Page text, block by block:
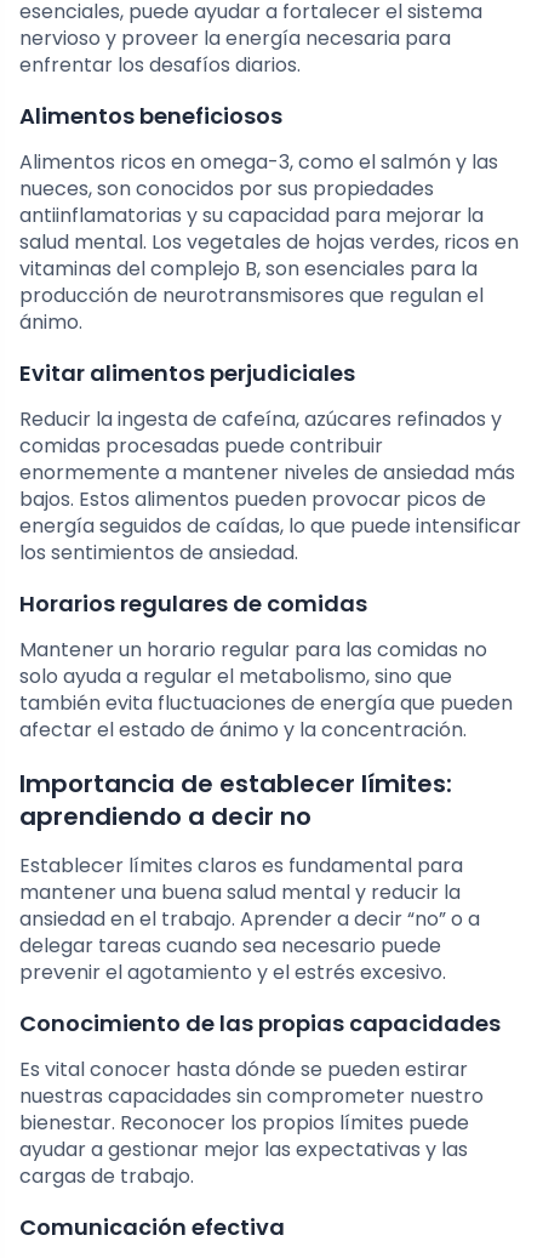
esenciales, puede ayudar a fortalecer el sistema
nervioso y proveer la energía necesaria para
enfrentar los desafíos diarios.
Alimentos beneficiosos
Alimentos ricos en omega-3, como el salmón y las
nueces, son conocidos por sus propiedades
antiinflamatorias y su capacidad para mejorar la
salud mental. Los vegetales de hojas verdes, ricos en
vitaminas del complejo B, son esenciales para la
producción de neurotransmisores que regulan el
ánimo.
Evitar alimentos perjudiciales
Reducir la ingesta de cafeína, azúcares refinados y
comidas procesadas puede contribuir
enormemente a mantener niveles de ansiedad más
bajos. Estos alimentos pueden provocar picos de
energía seguidos de caídas, lo que puede intensificar
los sentimientos de ansiedad.
Horarios regulares de comidas
Mantener un horario regular para las comidas no
solo ayuda a regular el metabolismo, sino que
también evita fluctuaciones de energía que pueden
afectar el estado de ánimo y la concentración.
Importancia de establecer límites:
aprendiendo a decir no
Establecer límites claros es fundamental para
mantener una buena salud mental y reducir la
ansiedad en el trabajo. Aprender a decir “no” o a
delegar tareas cuando sea necesario puede
prevenir el agotamiento y el estrés excesivo.
Conocimiento de las propias capacidades
Es vital conocer hasta dónde se pueden estirar
nuestras capacidades sin comprometer nuestro
bienestar. Reconocer los propios límites puede
ayudar a gestionar mejor las expectativas y las
cargas de trabajo.
Comunicación efectiva